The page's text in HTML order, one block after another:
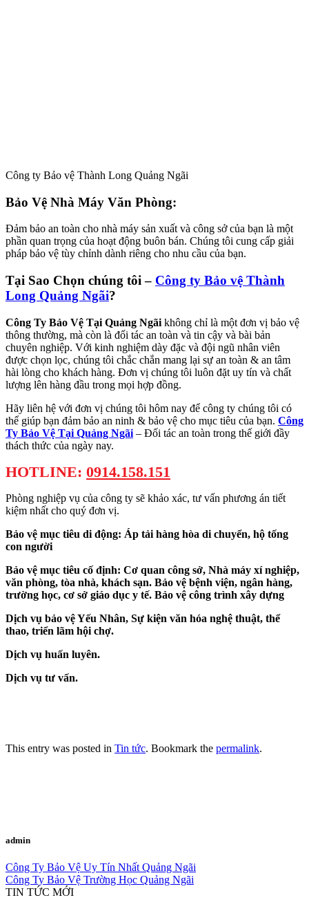
Công ty Bảo vệ Thành Long Quảng Ngãi
Bảo Vệ Nhà Máy Văn Phòng:
Đảm bảo an toàn cho nhà máy sản xuất và công sở của bạn là một
phần quan trọng của hoạt động buôn bán. Chúng tôi cung cấp giải
pháp bảo vệ tùy chỉnh dành riêng cho nhu cầu của bạn.
Tại Sao Chọn chúng tôi – Công ty Bảo vệ Thành
Long Quảng Ngãi?
Công Ty Bảo Vệ Tại Quảng Ngãi không chỉ là một đơn vị bảo vệ
thông thường, mà còn là đối tác an toàn và tin cậy và bài bản
chuyên nghiệp. Với kinh nghiệm dày đặc và đội ngũ nhân viên
được chọn lọc, chúng tôi chắc chắn mang lại sự an toàn & an tâm
hài lòng cho khách hàng. Đơn vị chúng tôi luôn đặt uy tín và chất
lượng lên hàng đầu trong mọi hợp đồng.
Hãy liên hệ với đơn vị chúng tôi hôm nay để công ty chúng tôi có
thể giúp bạn đảm bảo an ninh & bảo vệ cho mục tiêu của bạn. Công
Ty Bảo Vệ Tại Quảng Ngãi – Đối tác an toàn trong thế giới đầy
thách thức của ngày nay.
HOTLINE: 0914.158.151
Phòng nghiệp vụ của công ty sẽ khảo xác, tư vấn phương án tiết
kiệm nhất cho quý đơn vị.
Bảo vệ mục tiêu di động: Áp tải hàng hòa di chuyển, hộ tống
con người
Bảo vệ mục tiêu cố định: Cơ quan công sở, Nhà máy xí nghiệp,
văn phòng, tòa nhà, khách sạn. Bảo vệ bệnh viện, ngân hàng,
trường học, cơ sở giáo dục y tế. Bảo vệ công trình xây dựng
Dịch vụ bảo vệ Yếu Nhân, Sự kiện văn hóa nghệ thuật, thể
thao, triển lãm hội chợ.
Dịch vụ huấn luyên.
Dịch vụ tư vấn.
This entry was posted in Tin tức. Bookmark the permalink.
admin
Công Ty Bảo Vệ Uy Tín Nhất Quảng Ngãi
Công Ty Bảo Vệ Trường Học Quảng Ngãi
TIN TỨC MỚI